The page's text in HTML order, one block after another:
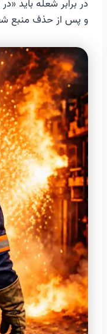
در برابر شعله باید
و پس از حذف منبع